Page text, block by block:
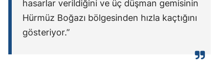
hasarlar verildiğini ve üç düşman gemisinin
Hürmüz Boğazı bölgesinden hızla kaçtığını
gösteriyor.”